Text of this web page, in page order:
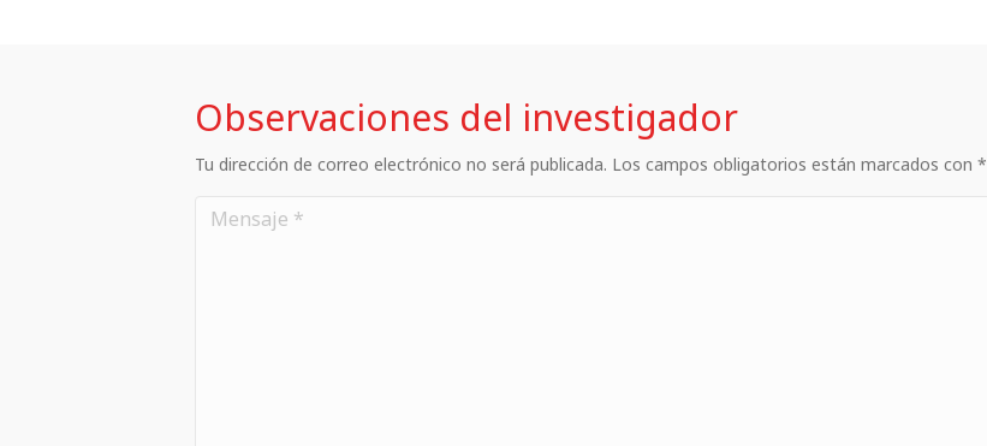
Observaciones del investigador
Tu dirección de correo electrónico no será publicada. Los campos obligatorios están marcados con *